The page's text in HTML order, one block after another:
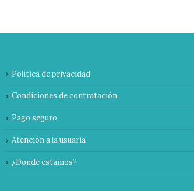
Política de privacidad
Condiciones de contratación
Pago seguro
Atención a la usuaria
¿Donde estamos?